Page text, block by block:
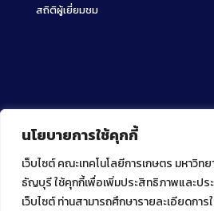
นโยบายการใช้คุกกี้
เว็บไซต์ คณะเทคโนโลยีการเกษตร มหาวิท
ธัญบุรี ใช้คุกกี้เพื่อเพิ่มประสิทธิภาพและปร
เว็บไซต์ ท่านสามารถศึกษารายละเอียดกา
สถิติผู้เยี่ยมชม
Copyright ⓒ 2022 คณะเทคโนโลยีก